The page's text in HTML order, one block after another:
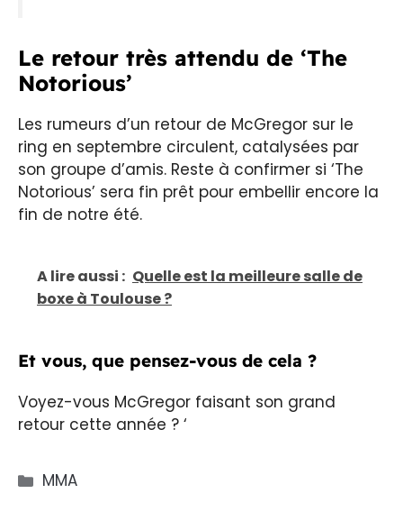
Le retour très attendu de ‘The
Notorious’
Les rumeurs d’un retour de McGregor sur le
ring en septembre circulent, catalysées par
son groupe d’amis. Reste à confirmer si ‘The
Notorious’ sera fin prêt pour embellir encore la
fin de notre été.
A lire aussi : Quelle est la meilleure salle de
boxe à Toulouse ?
Et vous, que pensez-vous de cela ?
Voyez-vous McGregor faisant son grand
retour cette année ? ‘
Catégories
MMA